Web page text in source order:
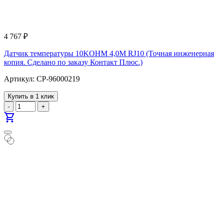
4 767 ₽
Датчик температуры 10KOHM 4,0M RJ10 (Точная инженерная
копия. Cделано по заказу Контакт Плюс.)
Артикул: CP-96000219
Купить в 1 клик
-
+
shopping_cart